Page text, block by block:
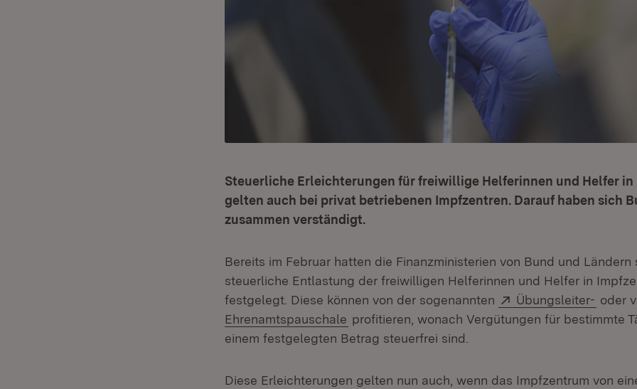
Steuerliche Erleichterungen für freiwillige Helferinnen und Helfer in
gelten auch bei privat betriebenen Impfzentren. Darauf haben sich
zusammen verständigt.
Bereits im Februar hatten die Finanzministerien von Bund und Ländern
steuerliche Entlastung der freiwilligen Helferinnen und Helfer in
festgelegt. Diese können von der sogenannten
Extern:
Übungsleiter- oder
Ehrenamtspauschale (Öffnet in neuem Fenster)
profitieren, wonach Vergütungen für bestimmte
einem festgelegten Betrag steuerfrei sind.
Diese Erleichterungen gelten nun auch, wenn das Impfzentrum von